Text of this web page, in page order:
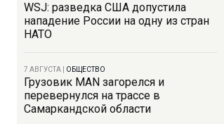
WSJ: разведка США допустила
нападение России на одну из стран
НАТО
7 АВГУСТА ОБЩЕСТВО
Грузовик MAN загорелся и
перевернулся на трассе в
Самаркандской области